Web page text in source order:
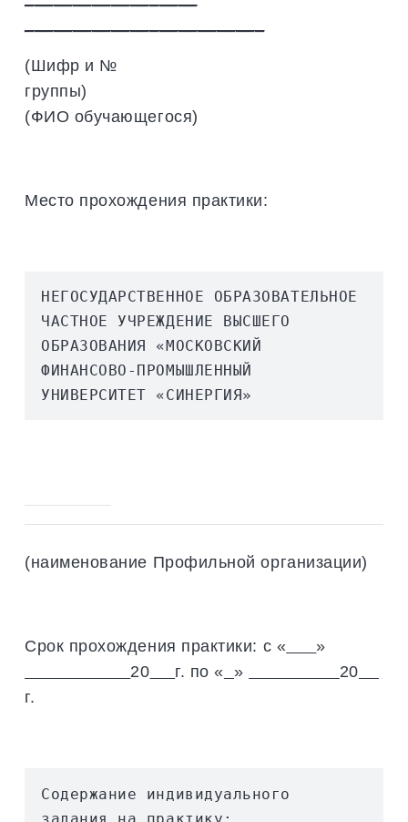
(Шифр и №
группы)
(ФИО обучающегося)
Место прохождения практики:
НЕГОСУДАРСТВЕННОЕ ОБРАЗОВАТЕЛЬНОЕ
ЧАСТНОЕ УЧРЕЖДЕНИЕ ВЫСШЕГО
ОБРАЗОВАНИЯ «МОСКОВСКИЙ
ФИНАНСОВО-ПРОМЫШЛЕННЫЙ
УНИВЕРСИТЕТ «СИНЕРГИЯ»
(наименование Профильной организации)
Срок прохождения практики: с «
»
20
г. по « »
20
г.
Содержание индивидуального